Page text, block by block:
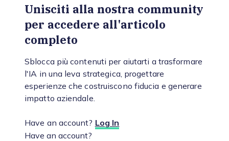
Unisciti alla nostra community
per accedere all'articolo
completo
Sblocca più contenuti per aiutarti a trasformare
l'IA in una leva strategica, progettare
esperienze che costruiscono fiducia e generare
impatto aziendale.
Have an account? Log In
Have an account?